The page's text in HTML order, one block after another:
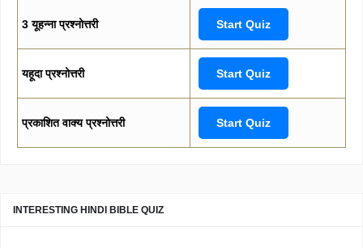
3 यूहन्ना प्रश्नोत्तरी Start Quiz
यहूदा प्रश्नोत्तरी Start Quiz
प्रकाशित वाक्य प्रश्नोत्तरी Start Quiz
INTERESTING HINDI BIBLE QUIZ